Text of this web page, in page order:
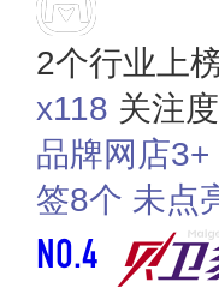
2个行业上
x118 关注
品牌网店3+
签8个 未点
NO.4